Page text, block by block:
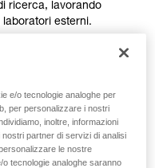
ricerca, lavorando
esterni.
e/o tecnologie analoghe per
per personalizzare i nostri
inoltre, informazioni
nostri partner di servizi di analisi
le nostre
o tecnologie analoghe saranno